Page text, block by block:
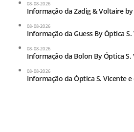
08-08-2026
Informação da Zadig & Voltaire
08-08-2026
Informação da Guess By Óptica
08-08-2026
Informação da Bolon By Óptica
08-08-2026
Informação da Óptica S. Vicente